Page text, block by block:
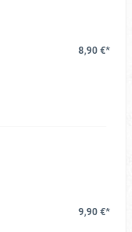
8,90 €*
9,90 €*